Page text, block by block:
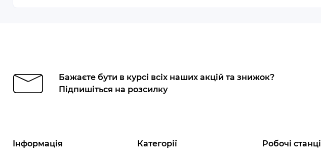
Бажаєте бути в курсі всіх наших акцій та знижок?
Підпишіться на розсилку
Інформація Категорії Робочі